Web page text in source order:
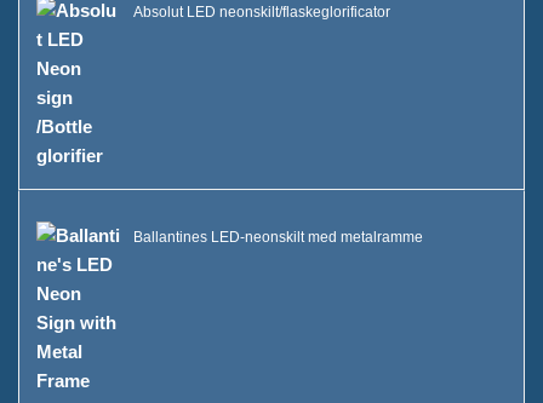
Absolut LED neonskilt/flaskeglorificator
Ballantines LED-neonskilt med metalramme